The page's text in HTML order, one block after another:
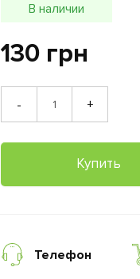
В наличии
130 грн
- +
Купить
Телефон